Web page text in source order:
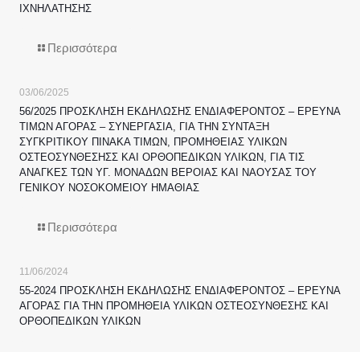
ΙΧΝΗΛΑΤΗΣΗΣ
Περισσότερα
03/06/2025
56/2025 ΠΡΟΣΚΛΗΣΗ ΕΚΔΗΛΩΣΗΣ ΕΝΔΙΑΦΕΡΟΝΤΟΣ – ΕΡΕΥΝΑ
ΤΙΜΩΝ ΑΓΟΡΑΣ – ΣΥΝΕΡΓΑΣΙΑ, ΓΙΑ ΤΗΝ ΣΥΝΤΑΞΗ
ΣΥΓΚΡΙΤΙΚΟΥ ΠΙΝΑΚΑ ΤΙΜΩΝ, ΠΡΟΜΗΘΕΙΑΣ ΥΛΙΚΩΝ
ΟΣΤΕΟΣΥΝΘΕΣΗΣΣ ΚΑΙ ΟΡΘΟΠΕΔΙΚΩΝ ΥΛΙΚΩΝ, ΓΙΑ ΤΙΣ
ΑΝΑΓΚΕΣ ΤΩΝ ΥΓ. ΜΟΝΑΔΩΝ ΒΕΡΟΙΑΣ ΚΑΙ ΝΑΟΥΣΑΣ ΤΟΥ
ΓΕΝΙΚΟΥ ΝΟΣΟΚΟΜΕΙΟΥ ΗΜΑΘΙΑΣ
Περισσότερα
11/06/2024
55-2024 ΠΡΟΣΚΛΗΣΗ ΕΚΔΗΛΩΣΗΣ ΕΝΔΙΑΦΕΡΟΝΤΟΣ – ΕΡΕΥΝΑ
ΑΓΟΡΑΣ ΓΙΑ ΤΗΝ ΠΡΟΜΗΘΕΙΑ ΥΛΙΚΩΝ ΟΣΤΕΟΣΥΝΘΕΣΗΣ ΚΑΙ
ΟΡΘΟΠΕΔΙΚΩΝ ΥΛΙΚΩΝ